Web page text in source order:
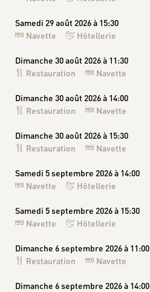
Samedi 29 août 2026 à 15:30
Navette
Hôtellerie
Dimanche 30 août 2026 à 11:30
Restauration
Navette
Dimanche 30 août 2026 à 14:00
Restauration
Navette
Dimanche 30 août 2026 à 15:30
Restauration
Navette
Samedi 5 septembre 2026 à 14:00
Navette
Hôtellerie
Samedi 5 septembre 2026 à 15:30
Navette
Hôtellerie
Dimanche 6 septembre 2026 à 11:00
Restauration
Navette
Dimanche 6 septembre 2026 à 14:00